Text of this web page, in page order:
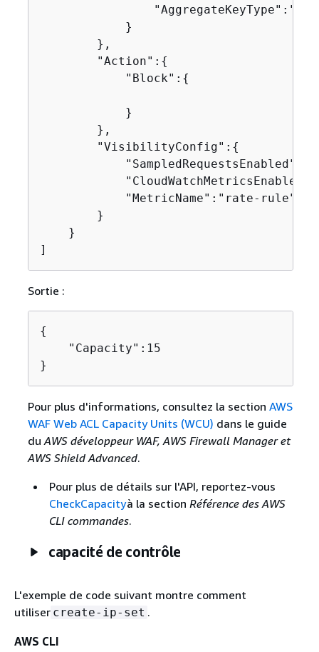
                "AggregateKeyType":"IP"
            }
        },
        "Action":
{
            "Block":
{
            }
        },
        "VisibilityConfig":
{
            "MetricName":"rate-rule"
        }
    }
]
Sortie :
{
    "Capacity":15
}
Pour plus d'informations, consultez la section AWS
WAF Web ACL Capacity Units (WCU) dans le guide
du AWS développeur WAF, AWS Firewall Manager et
AWS Shield Advanced.
Pour plus de détails sur l'API, reportez-vous
CheckCapacityà la section Référence des AWS
CLI commandes.
capacité de contrôle
L'exemple de code suivant montre comment
utiliser create-ip-set .
AWS CLI